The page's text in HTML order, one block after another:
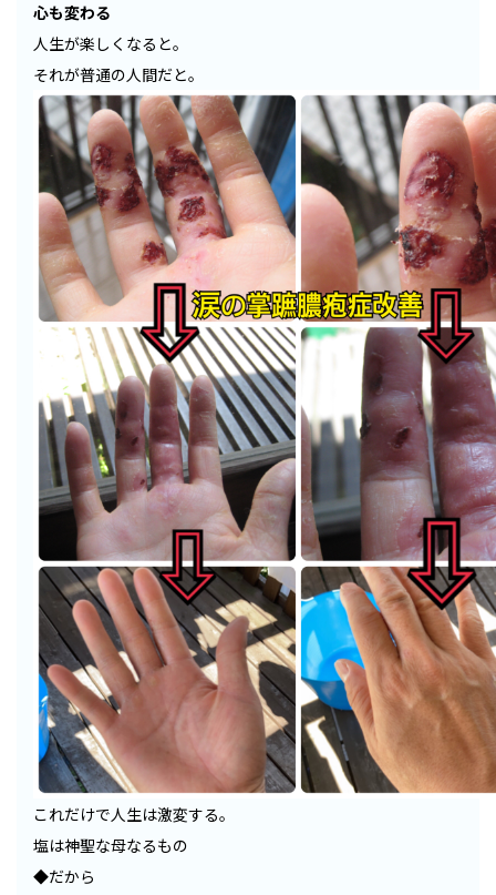
心も変わる
人生が楽しくなると。
それが普通の人間だと。
これだけで人生は激変する。
塩は神聖な母なるもの
◆だから